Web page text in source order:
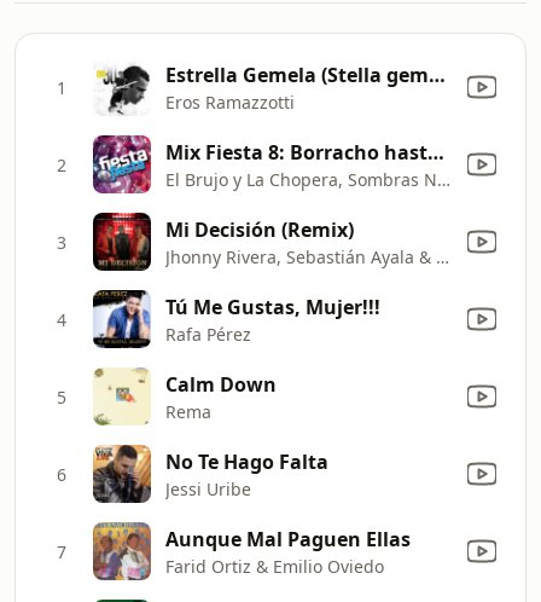
1 Estrella Gemela (Stella gemella)
Eros Ramazzotti
2 Mix Fiesta 8: Borracho hasta el amanecer / La Ventanita / Sobreviviendo / La Trampa / Oye El Boom
El Brujo y La Chopera, Sombras Nada Mas, Los del Fuego, La Majestuosa & La Contra
3 Mi Decisión (Remix)
Jhonny Rivera, Sebastián Ayala & Andy Rivera
4 Tú Me Gustas, Mujer!!!
Rafa Pérez
5 Calm Down
Rema
6 No Te Hago Falta
Jessi Uribe
7 Aunque Mal Paguen Ellas
Farid Ortiz & Emilio Oviedo